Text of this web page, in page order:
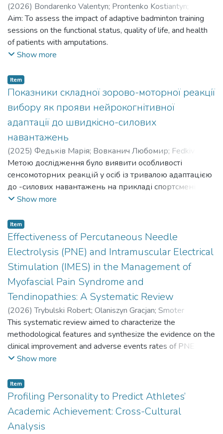
(2026) Bondarenko Valentyn; Prontenko Kostiantyn;
Bykova Hanna; Chernikov Anton;Sidelnikov Ihor;Kozibroda
Larysa;Herasymenko Oleksandr; Козіброда Лариса
Aim: To assess the impact of adaptive badminton training
sessions on the functional status, quality of life, and health
of patients with amputations.
Мета: Оцінити вплив адаптивних тренувань з
здоров'я пацієнтів з ампутаціями.
Show more
Item
Показники складної зорово-моторної реакції
вибору як прояви нейрокогнітивної
адаптації до швидкісно-силових
навантажень
(2025) Федьків Марія; Вовканич Любомир; Fedkiv
Mariia;Vovkanych Liubomyr
Метою дослідження було виявити особливості
сенсомоторних реакцій у осіб із тривалою адаптацією
до -силових навантажень на прикладі спортсменів-
каратистів. The aim of this study was to identify the
with long-term adaptation to speed-strength physical
loads, using karate athletes as a model.
Show more
Item
Effectiveness of Percutaneous Needle
Electrolysis (PNE) and Intramuscular Electrical
Stimulation (IMES) in the Management of
Myofascial Pain Syndrome and
Tendinopathies: A Systematic Review
(2026)Trybulski Robert; Olaniszyn Gracjan; Smoter
Małgorzata;Bas Olha;Tyravska Oksana;Kuszewski Michał
Walicka-Cupry´s Katarzyna;Бас Ольга; Тиравська Оксана
This systematic review aimed to characterize the
methodological features and synthesize the evidence on the
clinical improvement and adverse events rates of PNE and
IMES in treating MPS and tendinopathies. Цей
методологічні особливості та синтезувати докази щодо
клінічного покращення та частоти побічних ефектів,
пов'язаних з ПНЕ та ІМЕС, при лікуванні
мукополісопатозу та тендинопатій.
Show more
Item
Profiling Personality to Predict Athletes’
Academic Achievement: Cross-Cultural
Analysis